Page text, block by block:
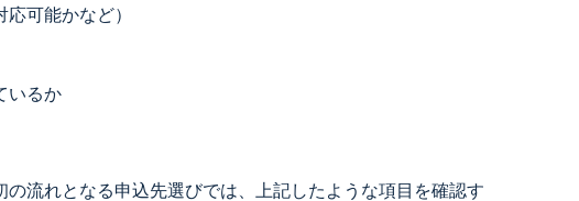
可能かなど）
いるか
流れとなる申込先選びでは、上記したような項目を確認す